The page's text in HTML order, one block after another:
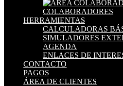
COLABORADORES
HERRAMIENTAS
CALCULADORAS
SIMULADORES
AGENDA
ENLACES DE
CONTACTO
PAGOS
ÁREA DE CLIENTES